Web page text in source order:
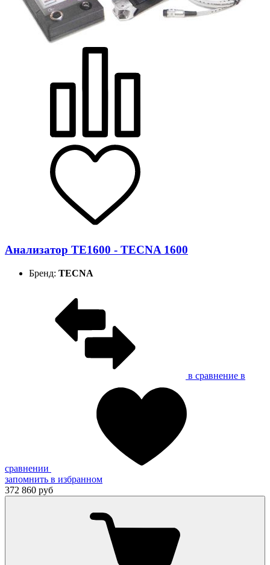
Анализатор ТЕ1600 - TECNA 1600
Бренд: TECNA
в сравнение в
сравнении
запомнить в избранном
372 860 руб